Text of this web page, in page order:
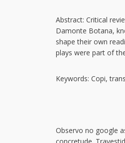
Abstract: Critical
Damonte Botana,
shape their own
plays were part of
Keywords: Copi,
Observo no google